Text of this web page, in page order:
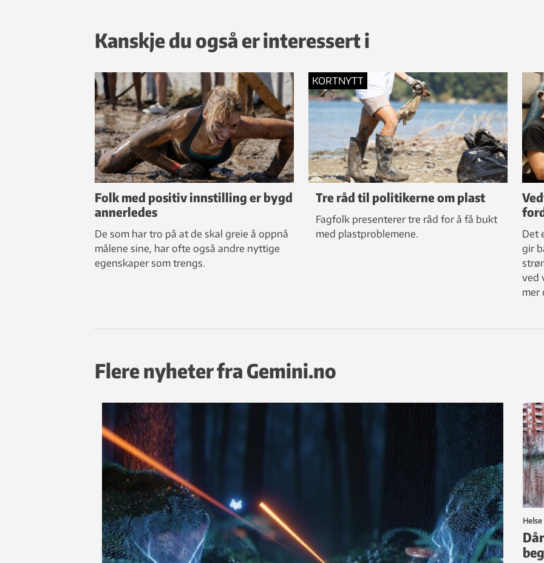
Kanskje du også er interessert i
Folk med positiv innstilling er bygd
annerledes
De som har tro på at de skal greie å oppnå
målene sine, har ofte også andre nyttige
egenskaper som trengs.
KORTNYTT
Tre råd til politikerne om plast
Fagfolk presenterer tre råd for å få bukt
med plastproblemene.
Det
gir
ved
mer
Flere nyheter fra Gemini.no
Helse